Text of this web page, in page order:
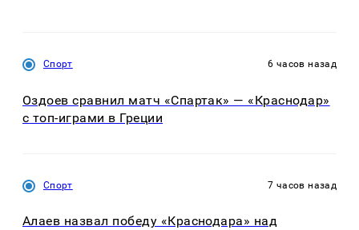
Спорт 6 часов назад
Оздоев сравнил матч «Спартак» — «Краснодар»
с топ-играми в Греции
Спорт 7 часов назад
Алаев назвал победу «Краснодара» над